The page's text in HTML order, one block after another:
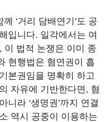
‘거리 담배연기’도 공
입니다. 일각에서는 여
이 법적 논쟁은 이미 종
현행법은 혐연권이 흡
본권임을 명확히 하고
자유에 기반한다면, 혐
니라 ‘생명권’까지 연결
역시 공중이 이용하는